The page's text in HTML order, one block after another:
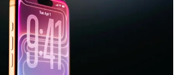
модели Xiaomi 18 Pro, как в
один из инсайдеров.